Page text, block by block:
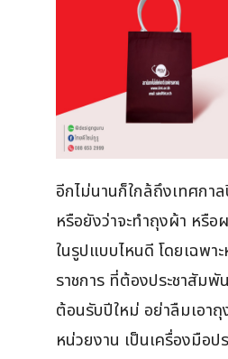
อีกไม่นานก็ใกล้ถึงเทศกา
หรือยังว่าจะทำถุงผ้า หรือ
ในรูปแบบไหนดี โดยเฉพา
ราชการ ที่ต้องประชาสัมพั
ต้อนรับปีใหม่ อย่าลืมเอา
หน่วยงาน เป็นเครื่องมือป